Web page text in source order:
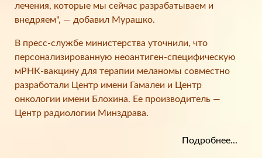
лечения, которые мы сейчас разрабатываем и
внедряем", — добавил Мурашко.
В пресс-службе министерства уточнили, что
персонализированную неоантиген-специфическую
мРНК-вакцину для терапии меланомы совместно
разработали Центр имени Гамалеи и Центр
онкологии имени Блохина. Ее производитель —
Центр радиологии Минздрава.
Подробнее...